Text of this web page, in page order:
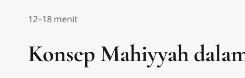
12–18 menit
Konsep Mahiyyah